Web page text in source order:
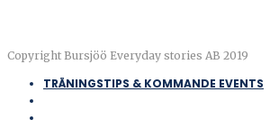
Copyright Bursjöö Everyday stories AB 2019
TRÄNINGSTIPS & KOMMANDE EVENTS